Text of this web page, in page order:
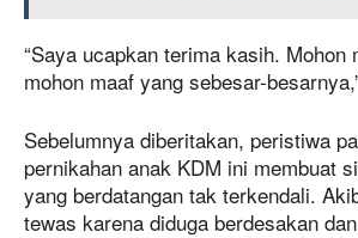
“Saya ucapkan terima kasih. Mohon
mohon maaf yang sebesar-
Sebelumnya diberitakan, peristiwa
pernikahan anak KDM ini membuat
yang berdatangan tak terkendali.
tewas karena diduga berdesakan